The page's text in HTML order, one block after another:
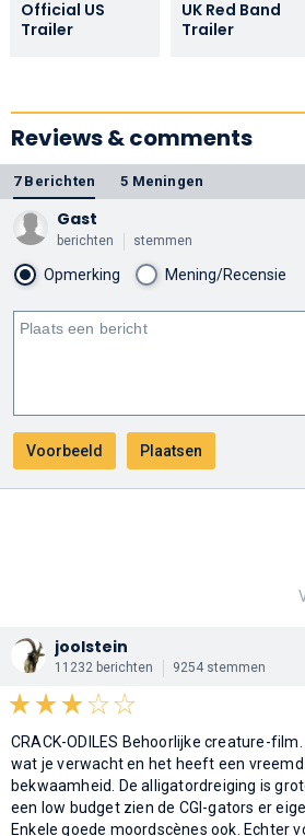
Official US
Trailer
UK Red Band
Trailer
Reviews & comments
7 Berichten 5 Meningen
Gast
berichten stemmen
Opmerking Mening/Recensie
joolstein
11232 berichten 9254 stemmen
CRACK-ODILES Behoorlijke creature-
wat je verwacht en het heeft een vreemd
bekwaamheid. De alligatordreiging is
een low budget zien de CGI-gators er
Enkele goede moordscènes ook. Echter